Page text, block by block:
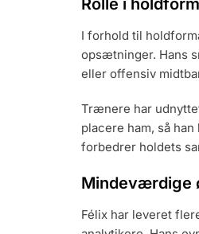
Rolle i
I forhold til
opsætninger. Hans
eller offensiv
Trænere har
placere ham, så
forbedrer holdets
Mindeværdige
Félix har leveret